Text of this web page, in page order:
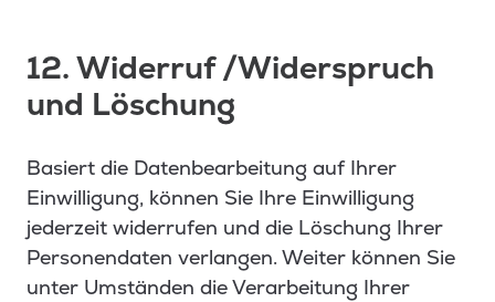
12. Widerruf /Widerspruch
und Löschung
Basiert die Datenbearbeitung auf Ihrer
Einwilligung, können Sie Ihre Einwilligung
jederzeit widerrufen und die Löschung Ihrer
Personendaten verlangen. Weiter können Sie
unter Umständen die Verarbeitung Ihrer